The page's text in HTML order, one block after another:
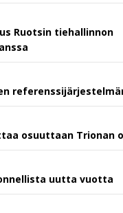
Ruotsin tiehallinnon
osuuttaan Trionan
uutta vuotta